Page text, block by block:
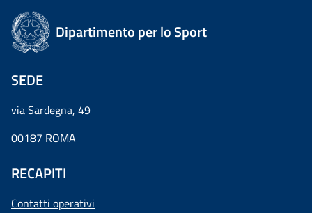
Dipartimento per lo Sport
SEDE
via Sardegna, 49
00187 ROMA
RECAPITI
Contatti operativi